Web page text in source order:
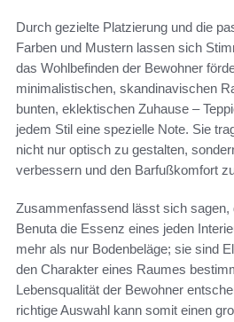
Durch gezielte Platzierung und die
Farben und Mustern lassen sich
das Wohlbefinden der Bewohner
minimalistischen, skandinavischen
bunten, eklektischen Zuhause –
jedem Stil eine spezielle Note. Sie
nicht nur optisch zu gestalten,
verbessern und den Barfußkomfort
Zusammenfassend lässt sich sagen,
Benuta die Essenz eines jeden
mehr als nur Bodenbeläge; sie sind
den Charakter eines Raumes
Lebensqualität der Bewohner
richtige Auswahl kann somit einen